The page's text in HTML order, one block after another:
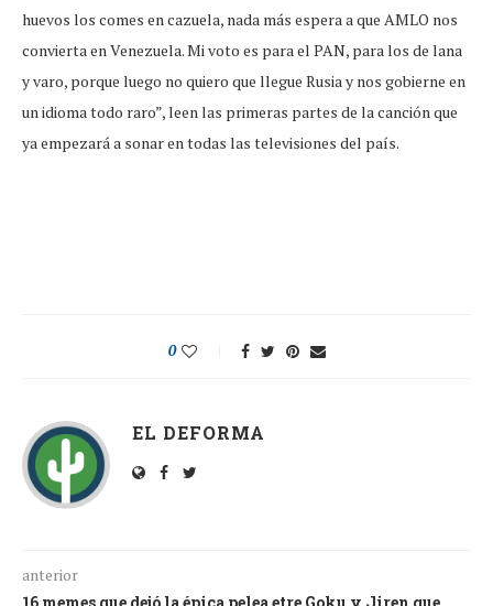
huevos los comes en cazuela, nada más espera a que AMLO nos
convierta en Venezuela. Mi voto es para el PAN, para los de lana
y varo, porque luego no quiero que llegue Rusia y nos gobierne en
un idioma todo raro”, leen las primeras partes de la canción que
ya empezará a sonar en todas las televisiones del país.
0
EL DEFORMA
anterior